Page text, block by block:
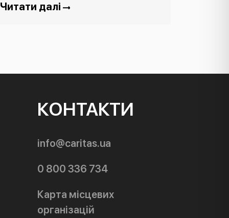
Читати далі
КОНТАКТИ
info@caritas.ua
0 800 336 734
Карта місцевих
організацій